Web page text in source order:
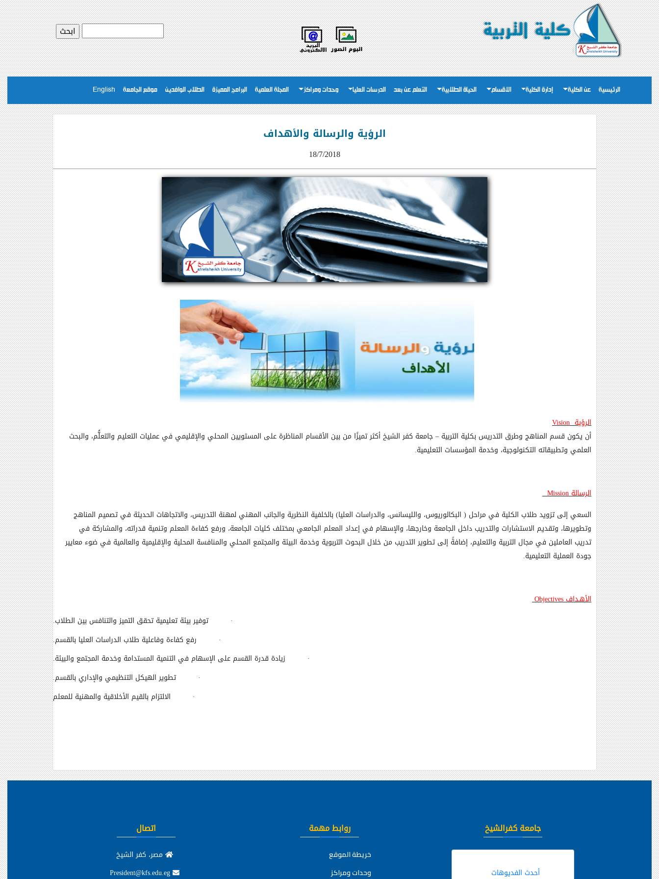
الرئيسية عن الكلية إدارة الكلية الاقسام الحياة الطلابية التعلم عن بعد الدرسات العليا وحدات ومراكز المجلة العلمية البرامج المميزة الطلاب الوافدين موقع الجامعة English
الرؤية والرسالة والأهداف
18/7/2018
الرؤية Vision
أن يكون قسم المناهج وطرق التدريس بكلية التربية –جامعة كفر الشيخ أكثر تميزًا من بين الأقسام المناظرة على المستويين المحلي والإقليمي في عمليات التعليم والتعلُّم، والبحث
العلمي وتطبيقاته التكنولوجية، وخدمة المؤسسات التعليمية.
الرسالةMission
السعي إلى تزويد طلاب الكلية في مراحل ( البكالوريوس، والليسانس، والدراسات العليا) بالخلفية النظرية والجانب المهني لمهنة التدريس، والاتجاهات الحديثة في تصميم المناهج
وتطويرها، وتقديم الاستشارات والتدريب داخل الجامعة وخارجها، والإسهام في إعداد المعلم الجامعي بمختلف كليات الجامعة، ورفع كفاءة المعلم وتنمية قدراته، والمشاركة في
تدريب العاملين في مجال التربية والتعليم، إضافةً إلى تطوير التدريب من خلال البحوث التربوية وخدمة البيئة والمجتمع المحلي والمنافسة المحلية والإقليمية والعالمية في ضوء معايير
جودة العملية التعليمية.
الأهـدافObjectives
·
توفير بيئة تعليمية تحقق التميز والتنافس بين الطلاب.
·
رفع كفاءة وفاعلية طلاب الدراسات العليا بالقسم.
·
زيادة قدرة القسم على الإسهام في التنمية المستدامة وخدمة المجتمع والبيئة.
·
تطوير الهيكل التنظيمي والإداري بالقسم.
·
الالتزام بالقيم الأخلاقية والمهنية للمعلم
جامعة كفرالشيخ
أحدث الفديوهات
روابط مهمة
خريطة الموقع
وحدات ومراكز
اتصال
مصر، كفر الشيخ